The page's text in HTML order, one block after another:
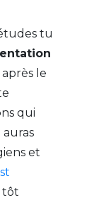
tu
le
qui
et
tôt